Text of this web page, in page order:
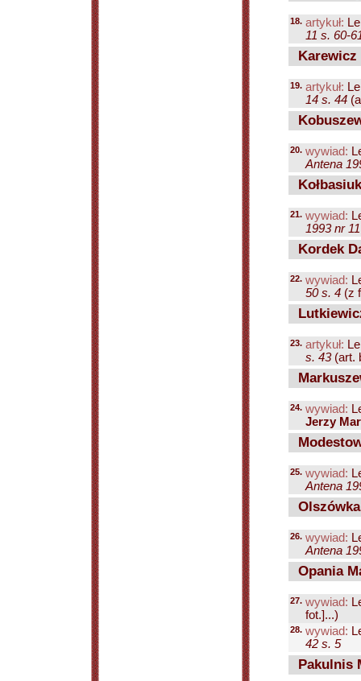
18. artykuł:
11 s. 60-
Karewicz
19. artykuł:
14 s. 44
20. wywiad:
Antena
21. wywiad:
1993 nr
Kordek
22. wywiad:
50 s. 4 (z
23. artykuł:
s. 43(art.
24. wywiad:
Jerzy
25. wywiad:
Antena
26. wywiad:
Antena
Opania
27. wywiad:
fot.]...)
28. wywiad:
42 s. 5
Pakulnis